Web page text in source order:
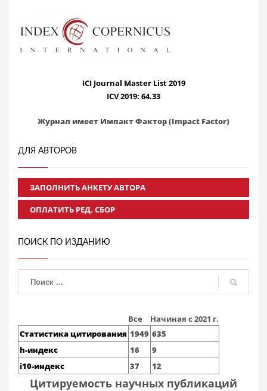
ICI Journal Master List 2019
ICV 2019: 64.33
Журнал имеет Импакт Фактор (Impact Factor)
ДЛЯ АВТОРОВ
ЗАПОЛНИТЬ АНКЕТУ АВТОРА
ОПЛАТИТЬ РЕД. СБОР
ПОИСК ПО ИЗДАНИЮ
Все
Начиная с 2021 г.
Статистика цитирования 1949 635
h-индекс
16
9
i10-индекс
37 12
Цитируемость научных публикаций